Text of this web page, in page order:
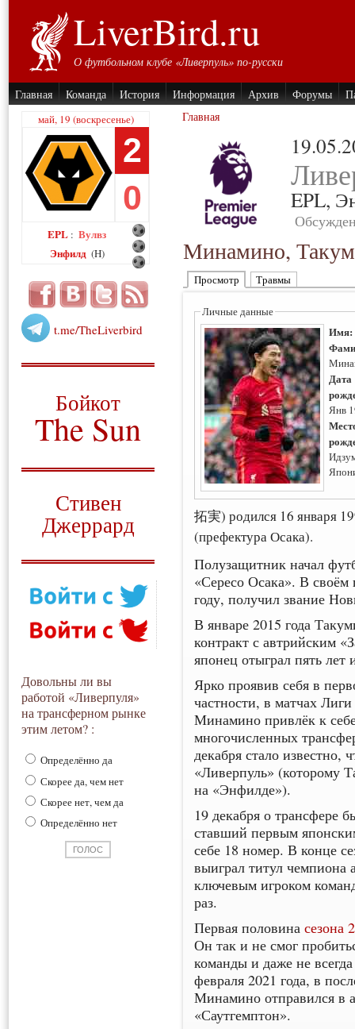
LiverBird.ru
О футбольном клубе «Ливерпуль» по-русски
Главная Команда История Информация Архив Форумы
май, 19 (воскресенье)
2
0
EPL : Вулвз
Энфилд (H)
t.me/TheLiverbird
Бойкот
The Sun
Стивен
Джеррард
Довольны ли вы
работой «Ливерпуля»
на трансферном рынке
этим летом? :
Определённо да
Скорее да, чем нет
Скорее нет, чем да
Определённо нет
Главная
EPL,
Минамино,
Просмотр Травмы
Личные данные
Дата
Янв
拓実) родился 16 января
(префектура Осака).
Полузащитник начал
«Сересо Осака». В
году, получил звание
В январе 2015 года
контракт с автрийским
японец отыграл пять лет
Ярко проявив себя в
частности, в матчах
Минамино привлёк к
многочисленных
декабря стало
«Ливерпуль» (которому
на «Энфилде»).
19 декабря о трансфере
ставший первым
себе 18 номер. В конце
выиграл титул чемпиона
ключевым игроком
раз.
Первая половинасезона
Он так и не смог
команды и даже не
февраля 2021 года, в
Минамино отправился в
«Саутгемптон».